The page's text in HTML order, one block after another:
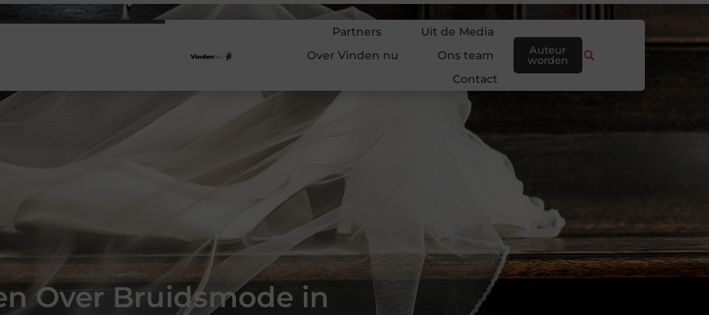
Partners
Uit de Media
Over Vinden nu
Ons team
Contact
Auteur
worden
Over Bruidsmode in